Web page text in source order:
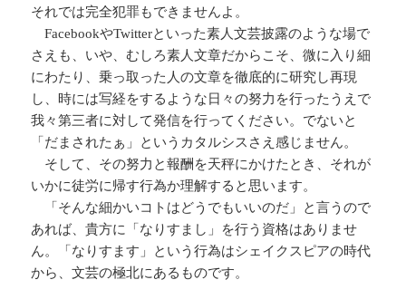
それでは完全犯罪もできませんよ。
FacebookやTwitterといった素人文芸披露のような場で
さえも、いや、むしろ素人文章だからこそ、微に入り細
にわたり、乗っ取った人の文章を徹底的に研究し再現
し、時には写経をするような日々の努力を行ったうえで
我々第三者に対して発信を行ってください。でないと
「だまされたぁ」というカタルシスさえ感じません。
そして、その努力と報酬を天秤にかけたとき、それが
いかに徒労に帰す行為か理解すると思います。
「そんな細かいコトはどうでもいいのだ」と言うので
あれば、貴方に「なりすまし」を行う資格はありませ
ん。「なりすます」という行為はシェイクスピアの時代
から、文芸の極北にあるものです。